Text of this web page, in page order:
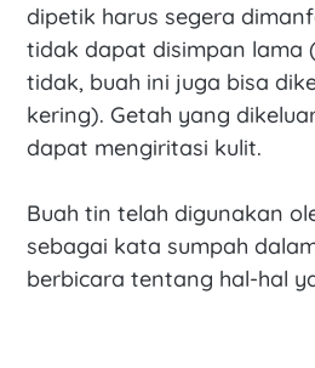
dipetik harus segera
tidak dapat disimpan lama
tidak, buah ini juga bisa
kering). Getah yang
dapat mengiritasi kulit.
Buah tin telah digunakan
sebagai kata sumpah
berbicara tentang hal-hal